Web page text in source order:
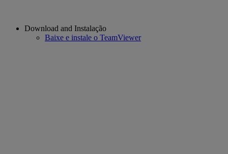
Download and Instalação
Baixe e instale o TeamViewer